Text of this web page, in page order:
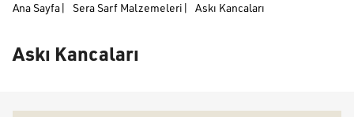
Ana Sayfa| Sera Sarf Malzemeleri | Askı Kancaları
Askı Kancaları